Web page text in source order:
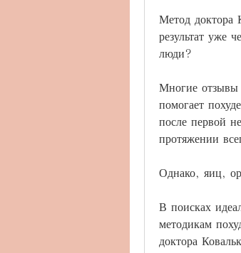
Метод доктора
результат уже
люди?
Многие отзывы
помогает
после первой
протяжении
Однако, яиц,
В поисках
методикам
доктора